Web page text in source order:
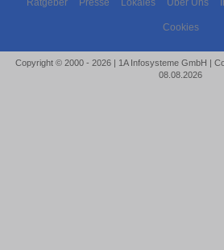
Ratgeber Presse Lokales Über Uns
Cookies
Copyright © 2000 - 2026 | 1A Infosysteme GmbH |
08.08.2026